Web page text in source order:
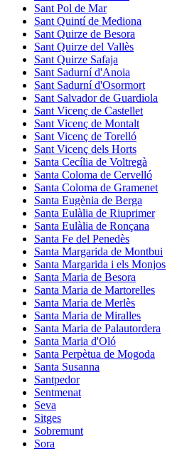
Sant Pol de Mar
Sant Quintí de Mediona
Sant Quirze de Besora
Sant Quirze del Vallès
Sant Quirze Safaja
Sant Sadurní d'Anoia
Sant Sadurní d'Osormort
Sant Salvador de Guardiola
Sant Vicenç de Castellet
Sant Vicenç de Montalt
Sant Vicenç de Torelló
Sant Vicenç dels Horts
Santa Cecília de Voltregà
Santa Coloma de Cervelló
Santa Coloma de Gramenet
Santa Eugènia de Berga
Santa Eulàlia de Riuprimer
Santa Eulàlia de Ronçana
Santa Fe del Penedès
Santa Margarida de Montbui
Santa Margarida i els Monjos
Santa Maria de Besora
Santa Maria de Martorelles
Santa Maria de Merlès
Santa Maria de Miralles
Santa Maria de Palautordera
Santa Maria d'Oló
Santa Perpètua de Mogoda
Santa Susanna
Santpedor
Sentmenat
Seva
Sitges
Sobremunt
Sora